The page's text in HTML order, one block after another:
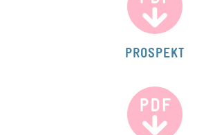
PROSPEKT